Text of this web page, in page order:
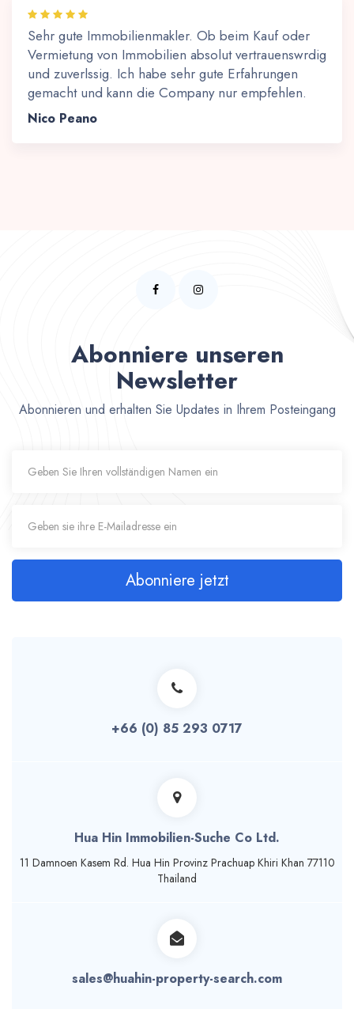
Sehr gute Immobilienmakler. Ob beim Kauf oder
Vermietung von Immobilien absolut vertrauenswrdig
und zuverlssig. Ich habe sehr gute Erfahrungen
gemacht und kann die Company nur empfehlen.
Nico Peano
Abonniere unseren
Newsletter
Abonnieren und erhalten Sie Updates in Ihrem Posteingang
Abonniere jetzt
+66 (0) 85 293 0717
Hua Hin Immobilien-Suche Co Ltd.
11 Damnoen Кasem Rd. Hua Hin Provinz Prachuap Khiri Khan 77110
Thailand
sales@huahin-property-search.com